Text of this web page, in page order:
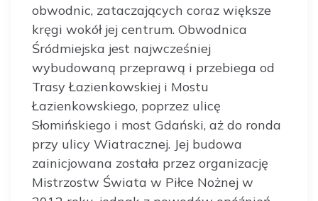
obwodnic, zataczających coraz większe
kręgi wokół jej centrum. Obwodnica
Śródmiejska jest najwcześniej
wybudowaną przeprawą i przebiega od
Trasy Łazienkowskiej i Mostu
Łazienkowskiego, poprzez ulicę
Słomińskiego i most Gdański, aż do ronda
przy ulicy Wiatracznej. Jej budowa
zainicjowana została przez organizację
Mistrzostw Świata w Piłce Nożnej w